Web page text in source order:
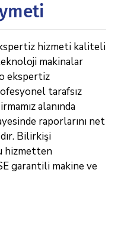
hizmeti kaliteli
makinalar
ekspertiz
tarafsız
alanında
raporlarını net
Bilirkişi
hizmetten
garantili makine ve